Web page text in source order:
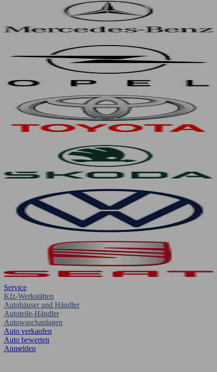
Service
Kfz-Werkstätten
Autohäuser und Händler
Autoteile-Händler
Autowaschanlagen
Auto verkaufen
Auto bewerten
Anmelden